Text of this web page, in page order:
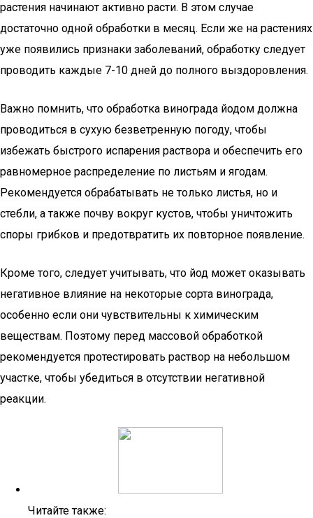
растения начинают активно расти. В этом случае
достаточно одной обработки в месяц. Если же на растениях
уже появились признаки заболеваний, обработку следует
проводить каждые 7-10 дней до полного выздоровления.
Важно помнить, что обработка винограда йодом должна
проводиться в сухую безветренную погоду, чтобы
избежать быстрого испарения раствора и обеспечить его
равномерное распределение по листьям и ягодам.
Рекомендуется обрабатывать не только листья, но и
стебли, а также почву вокруг кустов, чтобы уничтожить
споры грибков и предотвратить их повторное появление.
Кроме того, следует учитывать, что йод может оказывать
негативное влияние на некоторые сорта винограда,
особенно если они чувствительны к химическим
веществам. Поэтому перед массовой обработкой
рекомендуется протестировать раствор на небольшом
участке, чтобы убедиться в отсутствии негативной
реакции.
Читайте также: